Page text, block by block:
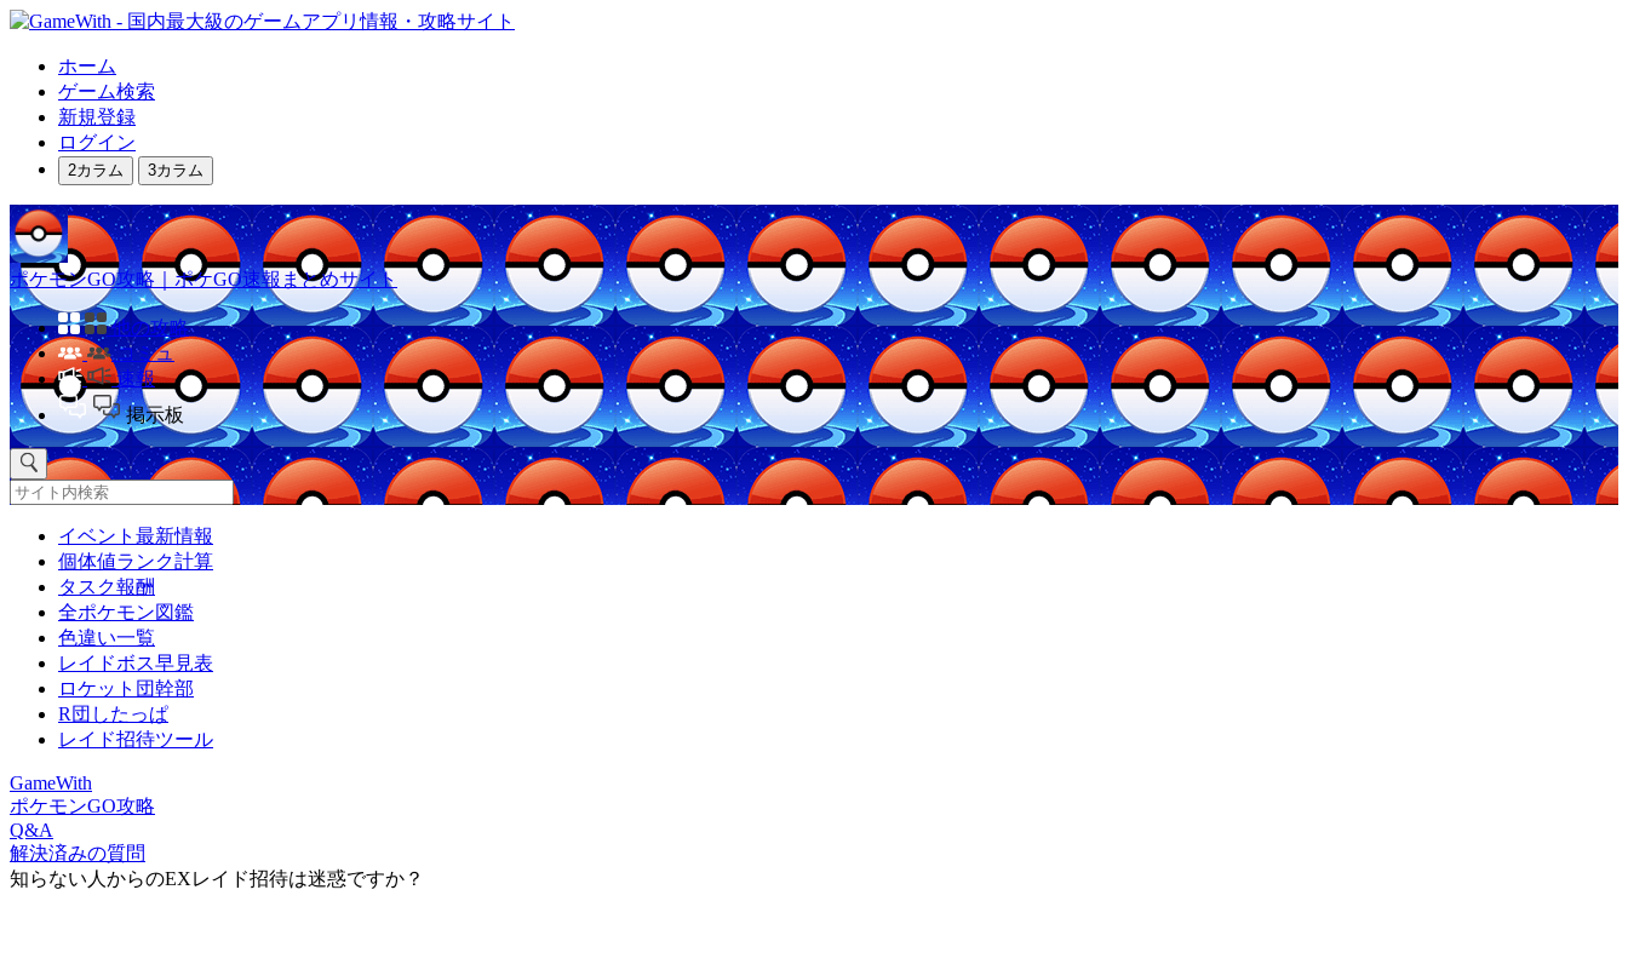
ホーム
ゲーム検索
新規登録
ログイン
2カラム 3カラム
ポケモンGO攻略｜ポケGO速報まとめサイト
他の攻略
コミュ
速報
掲示板
イベント最新情報
個体値ランク計算
タスク報酬
全ポケモン図鑑
色違い一覧
レイドボス早見表
ロケット団幹部
R団したっぱ
レイド招待ツール
GameWith
ポケモンGO攻略
Q&A
解決済みの質問
知らない人からのEXレイド招待は迷惑ですか？